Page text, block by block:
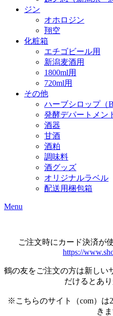
ジン
オホロジン
翔空
化粧箱
エチゴビール用
新潟麦酒用
1800ml用
720ml用
その他
ハーブシロップ（
発酵デパートメン
酒器
甘酒
酒粕
調味料
酒グッズ
オリジナルラベル
配送用梱包箱
Menu
ご注文時にカード決済が
https://
鶴の友をご注文の方は新しい
だけるとあり
※こちらのサイト（com）は
きま